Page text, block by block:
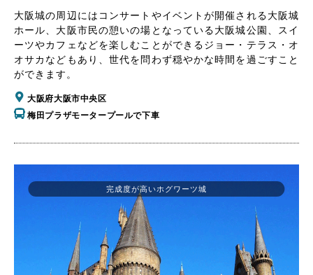
大阪城の周辺にはコンサートやイベントが開催される大阪城
ホール、大阪市民の憩いの場となっている大阪城公園、スイ
ーツやカフェなどを楽しむことができるジョー・テラス・オ
オサカなどもあり、世代を問わず穏やかな時間を過ごすこと
ができます。
大阪府大阪市中央区
梅田プラザモータープールで下車
完成度が高いホグワーツ城